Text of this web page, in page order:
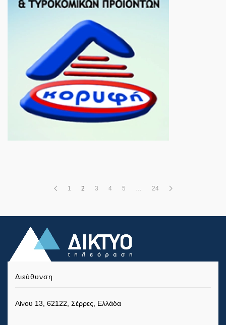
1 2 3 4 5 24
Διεύθυνση
Αίνου 13, 62122, Σέρρες, Ελλάδα